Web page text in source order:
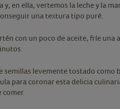
en ella, vertemos la leche y la
una textura tipo puré.
con un poco de aceite, fríe una
semillas levemente tostado como
para coronar esta delicia